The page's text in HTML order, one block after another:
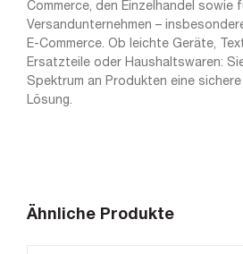
Commerce, den Einzelhandel sowie
Versandunternehmen –
E-Commerce. Ob leichte Geräte,
Ersatzteile oder Haushaltswaren:
Spektrum an Produkten eine
Lösung.
Ähnliche Produkte